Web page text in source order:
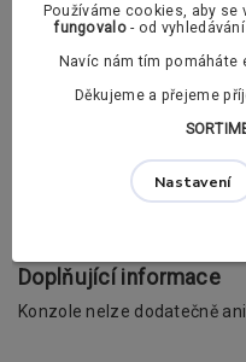
dokoupit také PVC
Záclonové kroužky s
Klasické záclonové
Doplňující informace
Konzole nelze dodatečně
Používáme cookies, aby se
fungovalo- od
Navíc nám tím pomáháte
Děkujeme a přejeme
Nastavení